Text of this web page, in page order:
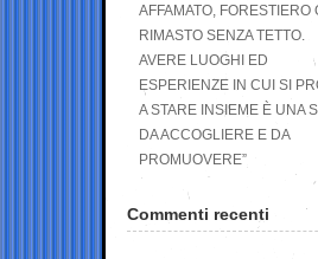
AFFAMATO, FORESTIERO
RIMASTO SENZA TETTO.
AVERE LUOGHI ED
ESPERIENZE IN CUI SI
A STARE INSIEME È UNA
DA ACCOGLIERE E DA
PROMUOVERE”
Commenti recenti